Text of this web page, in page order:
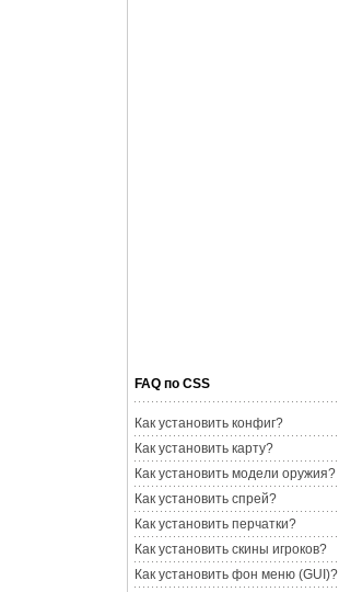
FAQ по CSS
Как установить конфиг?
Как установить карту?
Как установить модели оружия?
Как установить спрей?
Как установить перчатки?
Как установить скины игроков?
Как установить фон меню (GUI)?